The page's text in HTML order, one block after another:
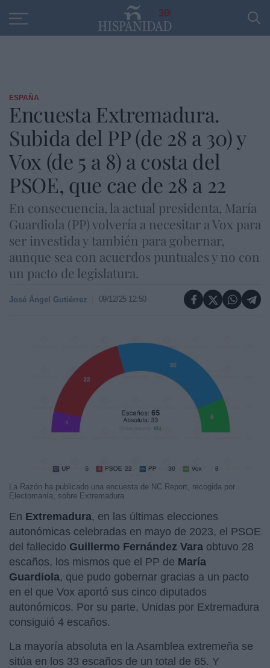
30
ESPAÑA
Encuesta Extremadura.
Subida del PP (de 28 a 30) y
Vox (de 5 a 8) a costa del
PSOE, que cae de 28 a 22
En consecuencia, la actual presidenta, María
Guardiola (PP) volvería a necesitar a Vox para
ser investida y también para gobernar,
aunque sea con acuerdos puntuales y no con
un pacto de legislatura.
José Ángel Gutiérrez 09/12/25 12:50
La Razón ha publicado una encuesta de NC Report, recogida por
Electomanía, sobre Extremadura
En Extremadura, en las últimas elecciones
autonómicas celebradas en mayo de 2023, el PSOE
del fallecido Guillermo Fernández Vara obtuvo 28
escaños, los mismos que el PP de María
Guardiola, que pudo gobernar gracias a un pacto
en el que Vox aportó sus cinco diputados
autonómicos. Por su parte, Unidas por Extremadura
consiguió 4 escaños.
La mayoría absoluta en la Asamblea extremeña se
sitúa en los 33 escaños de un total de 65. Y